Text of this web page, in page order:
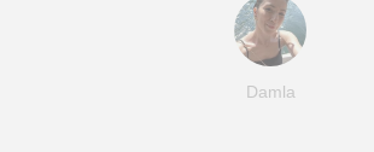
Damla